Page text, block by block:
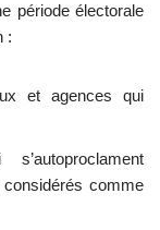
période électorale
:
et agences qui
comme